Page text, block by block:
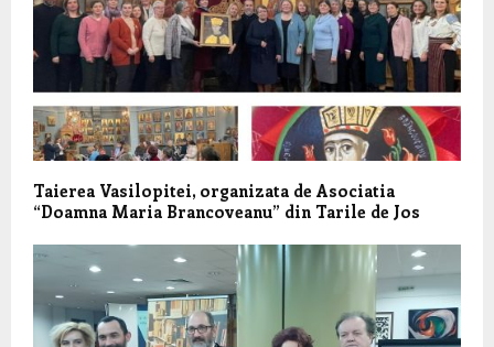
Taierea Vasilopitei, organizata de Asociatia
“Doamna Maria Brancoveanu” din Tarile de Jos